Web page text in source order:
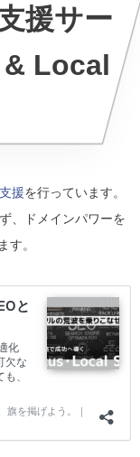
援サー
& Local
援を行っています。
、ドメインパワーを
す。